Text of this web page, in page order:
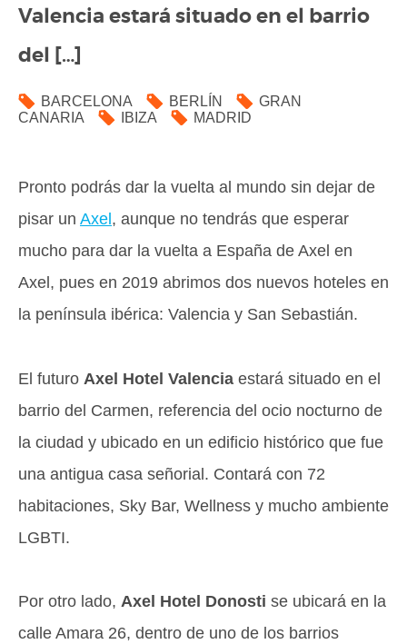
Valencia estará situado en el barrio
del […]
BARCELONA BERLÍN
GRAN
CANARIA
IBIZA MADRID
Pronto podrás dar la vuelta al mundo sin dejar de
pisar un Axel, aunque no tendrás que esperar
mucho para dar la vuelta a España de Axel en
Axel, pues en 2019 abrimos dos nuevos hoteles en
la península ibérica: Valencia y San Sebastián.
El futuro Axel Hotel Valencia estará situado en el
barrio del Carmen, referencia del ocio nocturno de
la ciudad y ubicado en un edificio histórico que fue
una antigua casa señorial. Contará con 72
habitaciones, Sky Bar, Wellness y mucho ambiente
LGBTI.
Por otro lado, Axel Hotel Donosti se ubicará en la
calle Amara 26, dentro de uno de los barrios